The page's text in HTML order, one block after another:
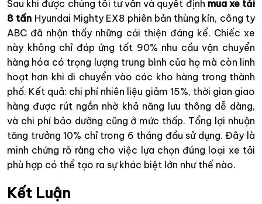
Sau khi được chúng tôi tư vấn và quyết định mua xe tải
8 tấn Hyundai Mighty EX8 phiên bản thùng kín, công ty
ABC đã nhận thấy những cải thiện đáng kể. Chiếc xe
này không chỉ đáp ứng tốt 90% nhu cầu vận chuyển
hàng hóa có trọng lượng trung bình của họ mà còn linh
hoạt hơn khi di chuyển vào các kho hàng trong thành
phố. Kết quả: chi phí nhiên liệu giảm 15%, thời gian giao
hàng được rút ngắn nhờ khả năng lưu thông dễ dàng,
và chi phí bảo dưỡng cũng ở mức thấp. Tổng lợi nhuận
tăng trưởng 10% chỉ trong 6 tháng đầu sử dụng. Đây là
minh chứng rõ ràng cho việc lựa chọn đúng loại xe tải
phù hợp có thể tạo ra sự khác biệt lớn như thế nào.
Kết Luận